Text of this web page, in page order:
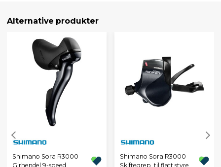
Alternative produkter
Shimano Sora R3000
Girhendel 9-speed
Shimano Sora R3000
Skiftegrep, til flatt styre